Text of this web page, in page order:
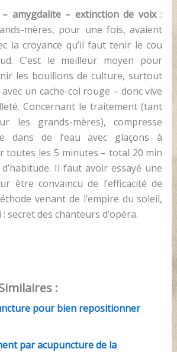
amygdalite – extinction de voix:
mères, pour une fois, avaient
la croyance qu’il faut tenir le cou
C’est le meilleur moyen pour
les bouillons de culture, surtout
un cache-col rouge – donc vive
Concernant le traitement (tant
les grands-mères), compresse
dans de l’eau avec glaçons à
toutes les 5 minutes – total 20 min
Il faut avoir essayé une
être convaincu de l’efficacité de
venant de l’empire du soleil,
secret des chanteurs d’opéra.
:
pour bien repositionner
par acupuncture de la